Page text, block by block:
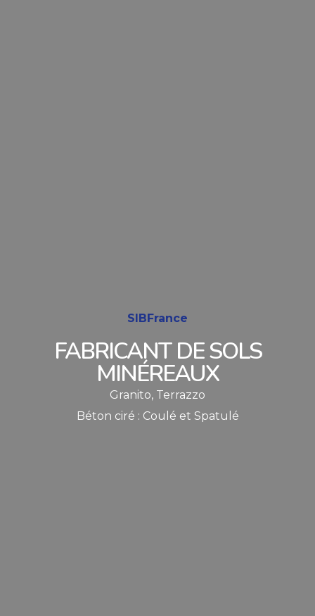
SIBFrance
FABRICANT DE SOLS
MINÉREAUX
Granito, Terrazzo
Béton ciré : Coulé et Spatulé